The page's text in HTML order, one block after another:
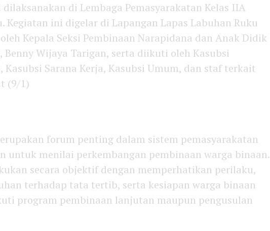
di Lembaga Pemasyarakatan Kelas IIA
Kegiatan ini digelar di Lapangan Lapas Labuhan Ruku
Kepala Seksi Pembinaan Narapidana dan Anak Didik
Benny Wijaya Tarigan, serta diikuti oleh Kasubsi
Kasubsi Sarana Kerja, Kasubsi Umum, dan staf terkait
(9/1)
forum penting dalam sistem pemasyarakatan
untuk menilai perkembangan pembinaan warga binaan.
secara objektif dengan memperhatikan perilaku,
terhadap tata tertib, serta kesiapan warga binaan
program pembinaan lanjutan maupun pengusulan